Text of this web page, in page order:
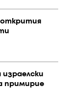
открития
израелски
примирие